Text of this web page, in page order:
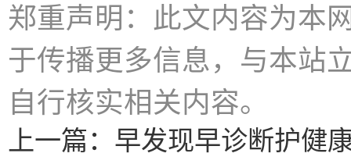
郑重声明：此文内容为本
于传播更多信息，与本站
自行核实相关内容。
上一篇： 早发现早诊断护健